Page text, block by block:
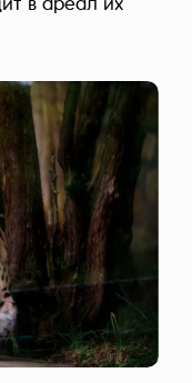
в ареал их